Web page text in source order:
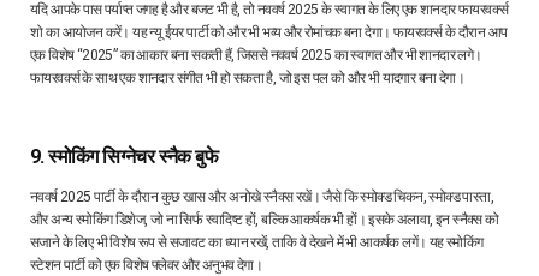
यदि आपके पास पर्याप्त जगह है और बजट भी है, तो नववर्ष 2025 के स्वागत के लिए एक शानदार फायरवर्क्स
शो का आयोजन करें। यह न्यू ईयर पार्टी को और भी भव्य और रोमांचक बना देगा। फायरवर्क्स के दौरान आप
एक विशेष “2025” का आकार बना सकती हैं, जिससे नववर्ष 2025 का स्वागत और भी शानदार लगे।
फायरवर्क्स के साथ एक शानदार संगीत भी हो सकता है, जो इस पल को और भी यादगार बना देगा।
9. स्मोकिंग सिग्नेचर स्नैक बुफे
नववर्ष 2025 पार्टी के दौरान कुछ खास और अनोखे स्नैक्स रखें। जैसे कि स्मोक्ड चिकन, स्मोक्ड पास्ता,
और अन्य स्मोकिंग डिशेज, जो ना सिर्फ स्वादिष्ट हों, बल्कि आकर्षक भी हों। इसके अलावा, इन स्नैक्स को
सजाने के लिए भी विशेष रूप से सजावट का ध्यान रखें, ताकि वे देखने में भी आकर्षक लगें। यह स्मोकिंग
स्टेशन पार्टी को एक विशेष फ्लेवर और अनुभव देगा।